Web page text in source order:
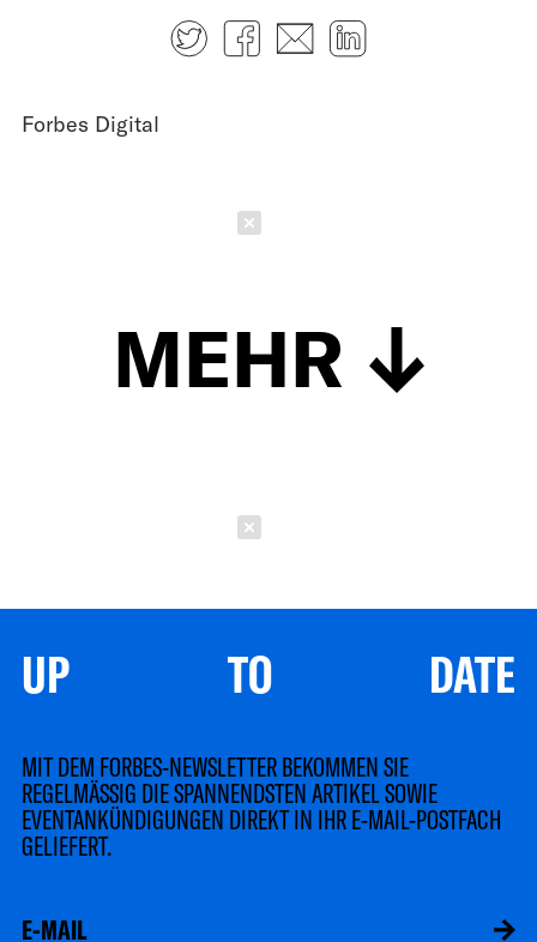
TwitterFacebook
E-mail
Forbes Digital
MEHR
UP TO DATE
MIT DEM FORBES-NEWSLETTER BEKOMMEN SIE
REGELMÄSSIG DIE SPANNENDSTEN ARTIKEL SOWIE
EVENTANKÜNDIGUNGEN DIREKT IN IHR E-MAIL-POSTFACH
GELIEFERT.